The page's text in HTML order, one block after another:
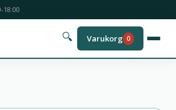
18:00
🔍 Varukorg 0